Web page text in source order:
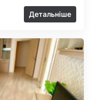
Детальніше